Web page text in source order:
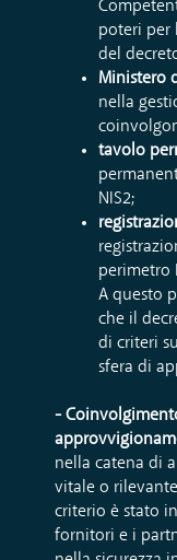
poteri per
del
Ministero
nella
tavolo
NIS2;
perimetro
A questo
che il
di criteri
sfera di
-
nella catena di
vitale o
criterio è stato
fornitori e i